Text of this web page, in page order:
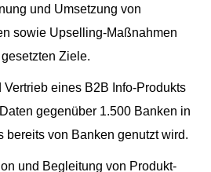
und Umsetzung von
sowie Upselling-Maßnahmen
Ziele.
Vertrieb eines B2B Info-Produkts
gegenüber 1.500 Banken in
bereits von Banken genutzt wird.
und Begleitung von Produkt-